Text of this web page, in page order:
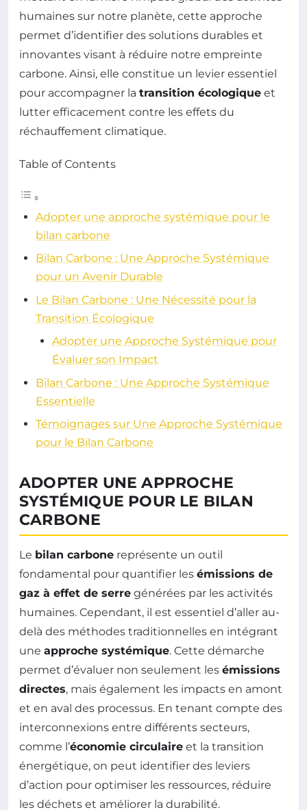
humaines sur notre planète, cette approche
permet d’identifier des solutions durables et
innovantes visant à réduire notre empreinte
carbone. Ainsi, elle constitue un levier essentiel
pour accompagner la transition écologique et
lutter efficacement contre les effets du
réchauffement climatique.
Table of Contents
Adopter une approche systémique pour le
bilan carbone
Bilan Carbone : Une Approche Systémique
pour un Avenir Durable
Le Bilan Carbone : Une Nécessité pour la
Transition Écologique
Adopter une Approche Systémique pour
Évaluer son Impact
Bilan Carbone : Une Approche Systémique
Essentielle
Témoignages sur Une Approche Systémique
pour le Bilan Carbone
ADOPTER UNE APPROCHE
SYSTÉMIQUE POUR LE BILAN
CARBONE
Le bilan carbone représente un outil
fondamental pour quantifier les émissions de
gaz à effet de serre générées par les activités
humaines. Cependant, il est essentiel d’aller au-
delà des méthodes traditionnelles en intégrant
une approche systémique. Cette démarche
permet d’évaluer non seulement les émissions
directes, mais également les impacts en amont
et en aval des processus. En tenant compte des
interconnexions entre différents secteurs,
comme l’économie circulaire et la transition
énergétique, on peut identifier des leviers
d’action pour optimiser les ressources, réduire
les déchets et améliorer la durabilité.